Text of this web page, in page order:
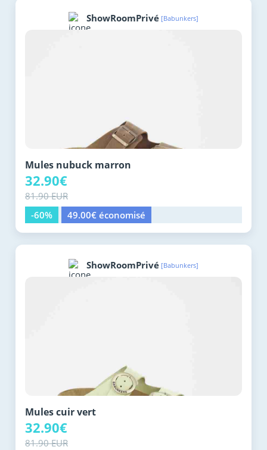
ShowRoomPrivé [Babunkers]
Mules nubuck marron
32.90€
81.90 EUR
-60%
49.00€ économisé
ShowRoomPrivé [Babunkers]
Mules cuir vert
32.90€
81.90 EUR